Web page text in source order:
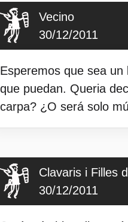
Vecino
30/12/2011
Esperemos que sea
que puedan. Queria
carpa? ¿O será solo
Clavaris i Filles
30/12/2011